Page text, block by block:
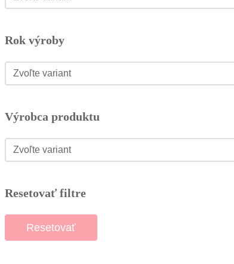
Rok výroby
Rok výroby
Výrobca produktu
Výrobca produktu
Resetovať filtre
Resetovať